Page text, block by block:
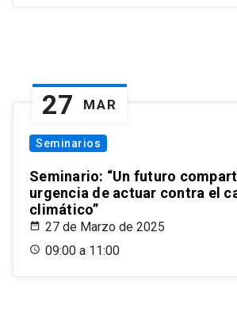
27 MAR
Seminarios
Seminario: “Un futuro
urgencia de actuar contra el
climático”
27 de Marzo de 2025
09:00 a 11:00